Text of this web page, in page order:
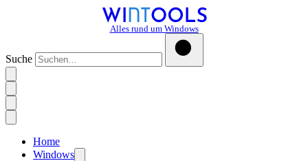
Alles rund um Windows
Suche
Home
Windows